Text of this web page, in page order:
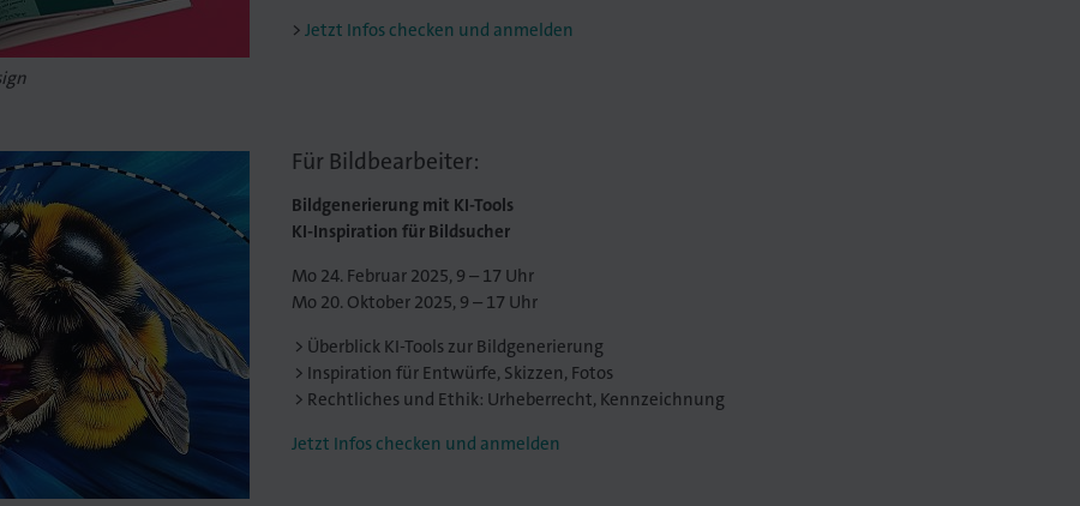
Jetzt Infos checken und anmelden
Für Bildbearbeiter:
Bildgenerierung mit KI-Tools
KI-Inspiration für Bildsucher
Mo 24. Februar 2025, 9 – 17 Uhr
Mo 20. Oktober 2025, 9 – 17 Uhr
Überblick KI-Tools zur Bildgenerierung
Inspiration für Entwürfe, Skizzen, Fotos
Rechtliches und Ethik: Urheberrecht, Kennzeichnung
Jetzt Infos checken und anmelden